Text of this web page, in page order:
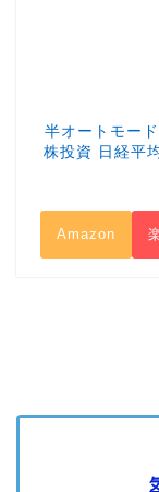
半オートモー
株投資 日経平
Amazon